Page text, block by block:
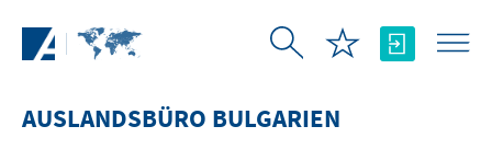
AUSLANDSBÜRO BULGARIEN